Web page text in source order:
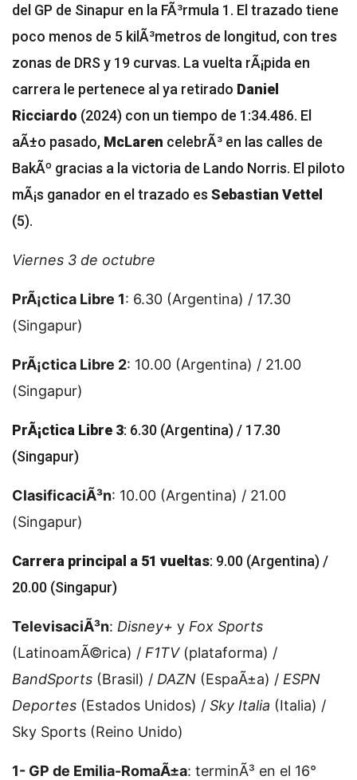
del GP de Sinapur en la FÃ³rmula 1. El trazado tiene
poco menos de 5 kilÃ³metros de longitud, con tres
zonas de DRS y 19 curvas. La vuelta rÃ¡pida en
carrera le pertenece al ya retirado Daniel
Ricciardo (2024) con un tiempo de 1:34.486. El
aÃ±o pasado, McLaren celebrÃ³ en las calles de
BakÃº gracias a la victoria de Lando Norris. El piloto
mÃ¡s ganador en el trazado es Sebastian Vettel
(5).
Viernes 3 de octubre
PrÃ¡ctica Libre 1: 6.30 (Argentina) / 17.30
(Singapur)
PrÃ¡ctica Libre 2: 10.00 (Argentina) / 21.00
(Singapur)
PrÃ¡ctica Libre 3: 6.30 (Argentina) / 17.30
(Singapur)
ClasificaciÃ³n: 10.00 (Argentina) / 21.00
(Singapur)
Carrera principal a 51 vueltas: 9.00 (Argentina) /
20.00 (Singapur)
TelevisaciÃ³n: Disney+ y Fox Sports
(LatinoamÃ©rica) / F1TV (plataforma) /
BandSports (Brasil) / DAZN (EspaÃ±a) / ESPN
Deportes (Estados Unidos) / Sky Italia (Italia) /
Sky Sports (Reino Unido)
1- GP de Emilia-RomaÃ±a: terminÃ³ en el 16°